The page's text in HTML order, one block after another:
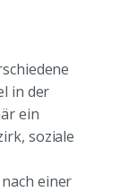
in der
ein
soziale
einer